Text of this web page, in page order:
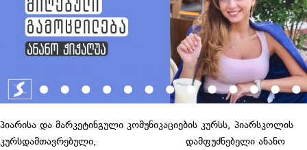
პიარისა და მარკეტინგული კომუნიკაციების კურსს, პიარსკოლის
კურსდამთავრებული,
დამფუძნებელი ანანო